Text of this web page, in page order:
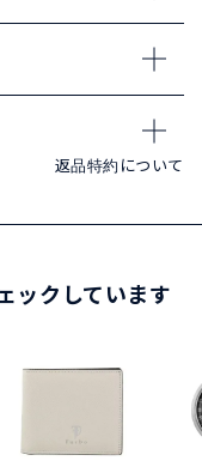
返品特約について
ックしています